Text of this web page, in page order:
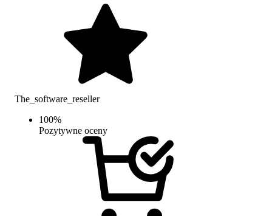
The_software_reseller
100%
Pozytywne oceny